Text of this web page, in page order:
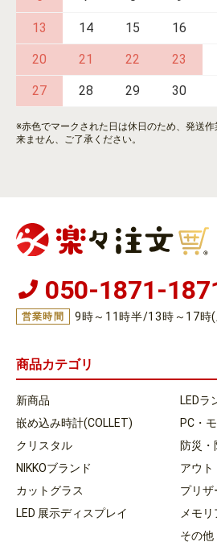
13 14 15 16
20 21 22 23
27 28 29 30
※赤色でマークされた日は休日のため、発送
来ません、ご了承ください。
050-1871-
営業時間 9時～11時半/13時～17時
商品カテゴリ
新商品
嵌め込み時計(COLLET)
クリスタル
NIKKOブランド
カットグラス
LED 展示ディスプレイ
LEDラ
PC・
防災・
アウト
プリザ
メモリ
その他